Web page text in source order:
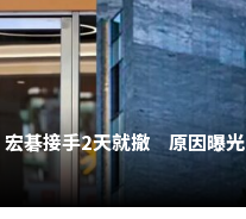
宏碁接手2天就撤 原因曝光